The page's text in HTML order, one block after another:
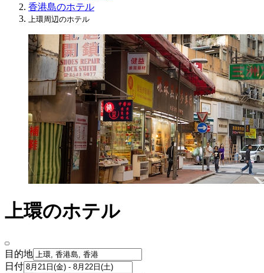
香港島のホテル
上環周辺のホテル
上環のホテル
目的地
日付